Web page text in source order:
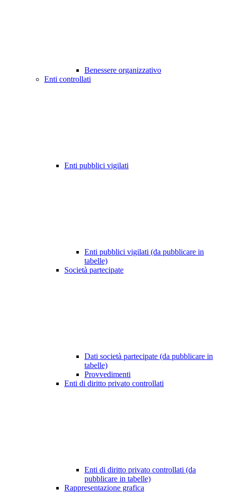
Benessere organizzativo
Enti controllati
Enti pubblici vigilati
Enti pubblici vigilati (da pubblicare in
tabelle)
Società partecipate
Dati società partecipate (da pubblicare in
tabelle)
Provvedimenti
Enti di diritto privato controllati
Enti di diritto privato controllati (da
pubblicare in tabelle)
Rappresentazione grafica